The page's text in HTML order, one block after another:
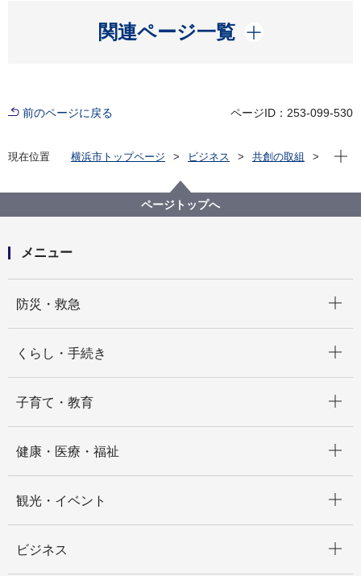
関連ページ一覧
開く
前のページに戻る ページID：253-099-530
現在位置 横浜市トップページ ビジネス
共創の取組
tvk【神奈川ビジネスUp To Date 】×【横浜共創】特別
現在
ページトップへ
メニュー
防災・救急
くらし・手続き
子育て・教育
健康・医療・福祉
観光・イベント
ビジネス